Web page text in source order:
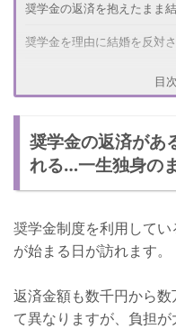
奨学金の返済を抱えたまま
奨学金を理由に結婚を反対
目
奨学金の返済があ
れる…一生独身の
奨学金制度を利用して
が始まる日が訪れます。
返済金額も数千円から
て異なりますが、負担